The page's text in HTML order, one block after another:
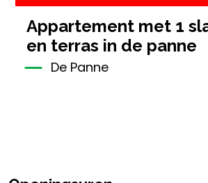
appartement met 1 slaapkamer
en terras in de panne
De Panne